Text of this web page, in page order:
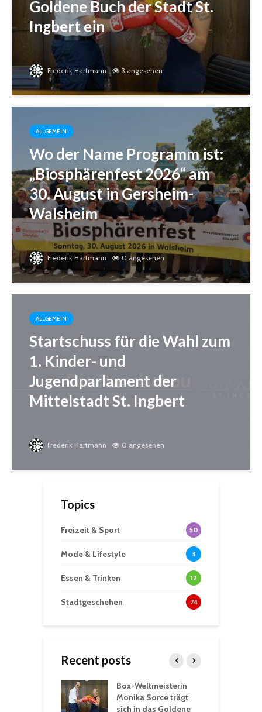
Goldene Buch der Stadt St.
Ingbert ein
Frederik Hartmann 3 angesehen
ALLGEMEIN
Wo der Name Programm ist:
„Biosphärenfest 2026“ am
30. August in Gersheim-
Walsheim
Frederik Hartmann 0 angesehen
ALLGEMEIN
Startschuss für die Wahl zum
1. Kinder- und
Jugendparlament der
Mittelstadt St. Ingbert
Frederik Hartmann 0 angesehen
Topics
Freizeit & Sport 50
Mode & Lifestyle 3
Essen & Trinken 12
Stadtgeschehen 74
Recent posts
Box-Weltmeisterin
Monika Sorce trägt
sich in das Goldene